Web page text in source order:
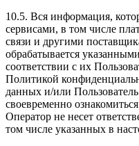
10.5. Вся информация,
сервисами, в том числе
связи и другими
обрабатывается
соответствии с их
Политикой
данных и/или Пользователь
своевременно
Оператор не несет
том числе указанных в